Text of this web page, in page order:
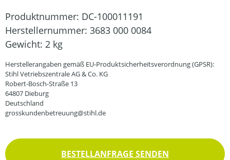
Produktnummer: DC-100011191
Herstellernummer: 3683 000 0084
Gewicht: 2 kg
Herstellerangaben gemäß EU-Produktsicherheitsverordnung (GPSR):
Stihl Vetriebszentrale AG & Co. KG
Robert-Bosch-Straße 13
64807 Dieburg
Deutschland
grosskundenbetreuung@stihl.de
BESTELLANFRAGE SENDEN